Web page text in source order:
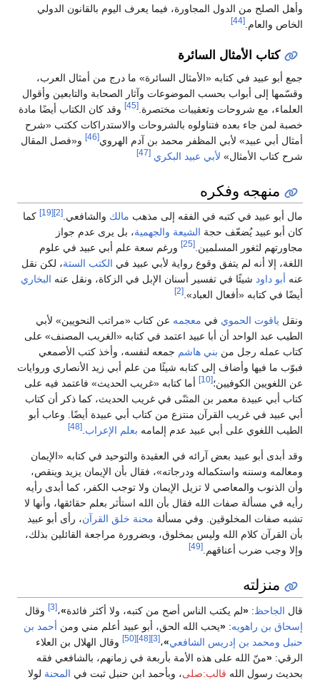
وأهل الصلح من الدول المجاورة، فيما يعرف اليوم بالقانون الدولي
الخاص والعام.[44]
كتاب الأمثال السائرة
جمع أبو عبيد في كتابه «الأمثال السائرة» ما درج من أمثال العرب،
وقسّمها إلى أبواب بحسب الموضوعات وآثار الصحابة والتابعين وأقوال
العلماء، مع شروحات وتعقيبات مختصرة. [45]
وقد كان الكتاب أيضًا مادة
خصبة لمن جاء بعده فتناولوه بالشروحات والاستدراكات ككتب «شرح
أمثال أبي عبيد» لأبي المظفر محمد بن آدم الهروي[46]
و«فصل المقال
شرح كتاب الأمثال» لأبي عبيد البكري [47]
منهجه وفكره
مال أبو عبيد في كتبه في الفقه إلى مذهب مالك والشافعي.[2]
[19]
كما
كان أبو عبيد يُضعّف حجة الشيعة والجهمية، بل يرى عدم جواز
مجاورتهم لثغور المسلمين.[25]
ورغم سعة علم أبي عبيد في علوم
اللغة، إلا أنه لم يتفق وقوع رواية لأبي عبيد في الكتب الستة، لكن نقل
عنه أبو داود شيئًا في تفسير أسنان الإبل في الزكاة، ونقل عنه البخاري
أيضًا في كتابه «أفعال العباد».[2]
ونقل ياقوت الحموي في معجمه عن كتاب «مراتب النحويين» لأبي
الطيب عبد الواحد أن أبا عبيد اعتمد في كتابه «الغريب المصنف» على
كتاب عمله رجل من بني هاشم جمعه لنفسه، وأخذ كتب الأصمعي
فبوّب ما فيها وأضاف إلى كتابه شيئًا من علم أبي زيد الأنصاري وروايات
عن اللغويين الكوفيين؛[10]
أما كتابه «غريب الحديث» فاعتمد فيه على
كتاب أبي عبيدة معمر بن المثنّى في غريب الحديث، كما ذكر أن كتاب
أبي عبيد في غريب القرآن منتزع من كتاب أبي عبيدة أيضًا. وعاب أبو
الطيب اللغوي على أبي عبيد عدم إلمامه بعلم الإعراب.
[48]
وقد أبدى أبو عبيد بعض آرائه في العقيدة والتوحيد في كتابه «الإيمان
ومعالمه وسننه واستكماله ودرجاته»، فقال بأن الإيمان يزيد وينقص،
وأن الذنوب والمعاصي لا تزيل الإيمان ولا توجب الكفر، كما أبدى رأيه
رأيه في مسألة صفات الله فقال بأن الله استأثر بعلم حقائقها، وأنها لا
تشبه صفات المخلوقين. وفي مسألة محنة خلق القرآن، رأى أبو عبيد
بأن القرآن كلام الله وليس بمخلوق، وبضرورة مراجعة القائلين بذلك،
وإلا وجب ضرب أعناقهم.[49]
منزلته
قال الجاحظ:
«لم يكتب الناس أصح من كتبه، ولا أكثر فائدة»،[3]
وقال
إسحاق بن راهويه:
«يحب الله الحق، أبو عبيد أعلم مني ومن أحمد بن
حنبل ومحمد بن إدريس الشافعي»،[3]
[48]
[50]
وقال الهلال بن العلاء
الرقي: «منّ الله على هذه الأمة بأربعة في زمانهم، بالشافعي فقه
بحديث رسول الله قالب:صلى، وبأحمد ابن حنبل ثبت في المحنة لولا